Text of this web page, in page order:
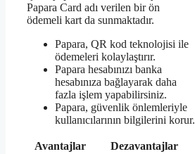
Papara Card adı verilen bir ön
ödemeli kart da sunmaktadır.
Papara, QR kod teknolojisi ile
ödemeleri kolaylaştırır.
Papara hesabınızı banka
hesabınıza bağlayarak daha
fazla işlem yapabilirsiniz.
Papara, güvenlik önlemleriyle
kullanıcılarının bilgilerini korur.
Avantajlar
Dezavantajlar